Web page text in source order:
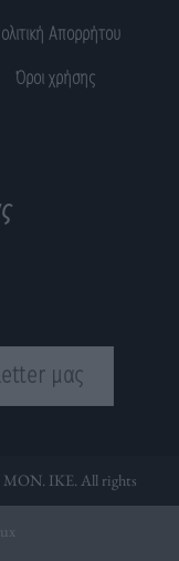
Πολιτική Απορρήτου
Όροι χρήσης
μας
ΜΟΝ. ΙΚΕ. All rights